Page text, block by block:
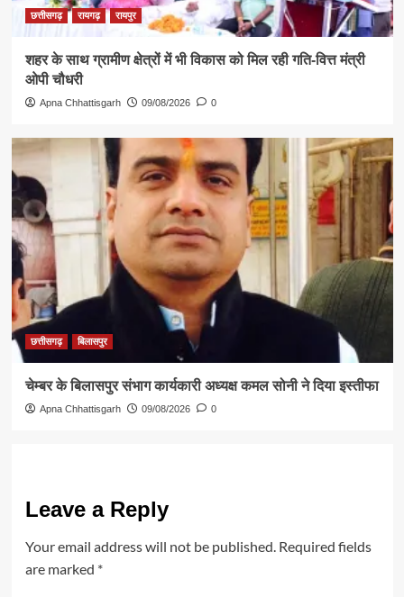
छत्तीसगढ़ रायगढ़ रायपुर
शहर के साथ ग्रामीण क्षेत्रों में भी विकास को मिल रही गति-वित्त मंत्री
ओपी चौधरी
Apna Chhattisgarh 09/08/2026 0
छत्तीसगढ़ बिलासपुर
चेम्बर के बिलासपुर संभाग कार्यकारी अध्यक्ष कमल सोनी ने दिया इस्तीफा
Apna Chhattisgarh 09/08/2026 0
Leave a Reply
Your email address will not be published. Required fields
are marked *